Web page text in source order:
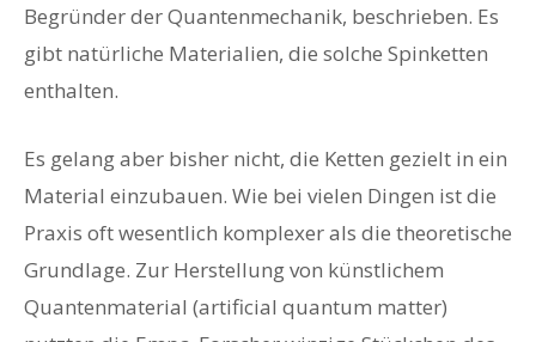
Begründer der Quantenmechanik, beschrieben. Es
gibt natürliche Materialien, die solche Spinketten
enthalten.
Es gelang aber bisher nicht, die Ketten gezielt in ein
Material einzubauen. Wie bei vielen Dingen ist die
Praxis oft wesentlich komplexer als die theoretische
Grundlage. Zur Herstellung von künstlichem
Quantenmaterial (artificial quantum matter)